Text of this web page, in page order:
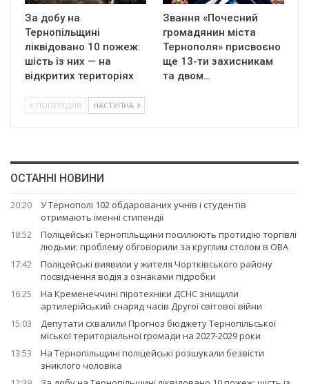
За добу на
Тернопільщині
ліквідовано 10 пожеж:
шість із них — на
відкритих територіях
Звання «Почесний
громадянин міста
Тернополя» присвоєно
ще 13-ти захисникам
та двом…
ПОПЕРЕДНЯ НАСТУПНА
ОСТАННІ НОВИНИ
20:20
У Тернополі 102 обдарованих учнів і студентів
отримають іменні стипендії
18:52
Поліцейські Тернопільщини посилюють протидію торгівлі
людьми: проблему обговорили за круглим столом в ОВА
17:42
Поліцейські виявили у жителя Чортківського району
посвідчення водія з ознаками підробки
16:25
На Кременеччині піротехніки ДСНС знищили
артилерійський снаряд часів Другої світової війни
15:03
Депутати схвалили Прогноз бюджету Тернопільської
міської територіальної громади на 2027-2029 роки
13:53
На Тернопільщині поліцейські розшукали безвісти
зниклого чоловіка